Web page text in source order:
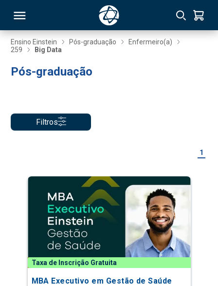
Ensino Einstein Pós-graduação
Enfermeiro(a)
259
Big Data
Pós-graduação
Filtros
1
Taxa de Inscrição Gratuita
MBA Executivo em Gestão de Saúde